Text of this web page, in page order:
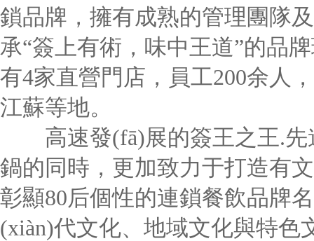
鎖品牌，擁有成熟的管理團隊
承“簽上有術，味中王道”的品
有4家直營門店，員工200余人
江蘇等地。
高速發(fā)展的簽王之王.先
鍋的同時，更加致力于打造有
彰顯80后個性的連鎖餐飲品牌
(xiàn)代文化、地域文化與特色